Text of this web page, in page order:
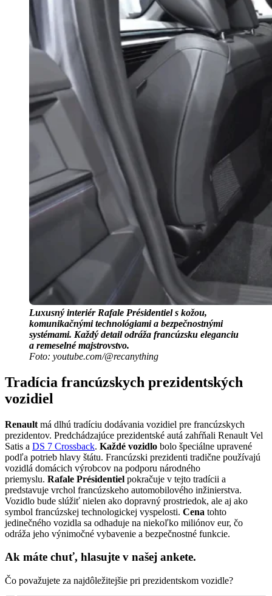
Luxusný interiér Rafale Présidentiel s kožou,
komunikačnými technológiami a bezpečnostnými
systémami. Každý detail odráža francúzsku eleganciu
a remeselné majstrovstvo.
Foto: youtube.com/@recanything
Tradícia francúzskych prezidentských
vozidiel
Renault má dlhú tradíciu dodávania vozidiel pre francúzskych
prezidentov. Predchádzajúce prezidentské autá zahŕňali Renault Vel
Satis a DS 7 Crossback. Každé vozidlo bolo špeciálne upravené
podľa potrieb hlavy štátu. Francúzski prezidenti tradične používajú
vozidlá domácich výrobcov na podporu národného
priemyslu. Rafale Présidentiel pokračuje v tejto tradícii a
predstavuje vrchol francúzskeho automobilového inžinierstva.
Vozidlo bude slúžiť nielen ako dopravný prostriedok, ale aj ako
symbol francúzskej technologickej vyspelosti. Cena tohto
jedinečného vozidla sa odhaduje na niekoľko miliónov eur, čo
odráža jeho výnimočné vybavenie a bezpečnostné funkcie.
Ak máte chuť, hlasujte v našej ankete.
Čo považujete za najdôležitejšie pri prezidentskom vozidle?